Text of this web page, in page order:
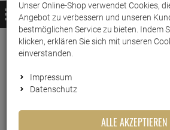
MENÜ
bebe Geschenkset mit
Kosmetiktasche
Unser Online-Shop verwendet Cookies,
Angebot zu verbessern und unseren
bestmöglichen Service zu bieten. Indem
klicken, erklären Sie sich mit unseren
einverstanden.
Impressum
Datenschutz
ALLE AKZEPTIEREN